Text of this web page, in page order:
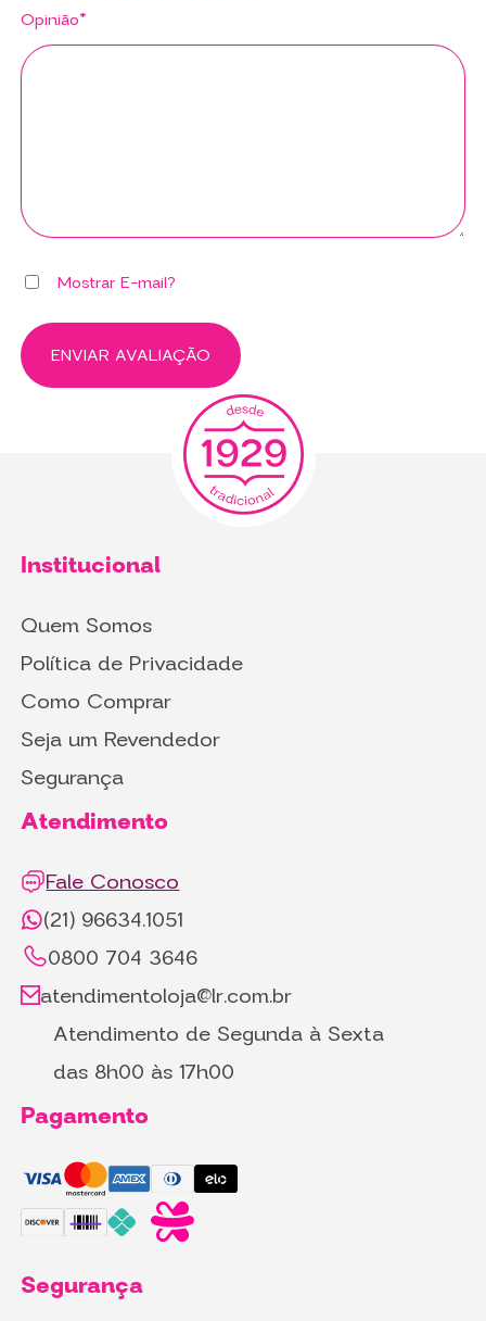
Opinião*
Mostrar E-mail?
ENVIAR AVALIAÇÃO
Institucional
Quem Somos
Política de Privacidade
Como Comprar
Seja um Revendedor
Segurança
Atendimento
Fale Conosco
(21) 96634.1051
0800 704 3646
atendimentoloja@lr.com.br
Atendimento de Segunda à Sexta
das 8h00 às 17h00
Pagamento
Segurança